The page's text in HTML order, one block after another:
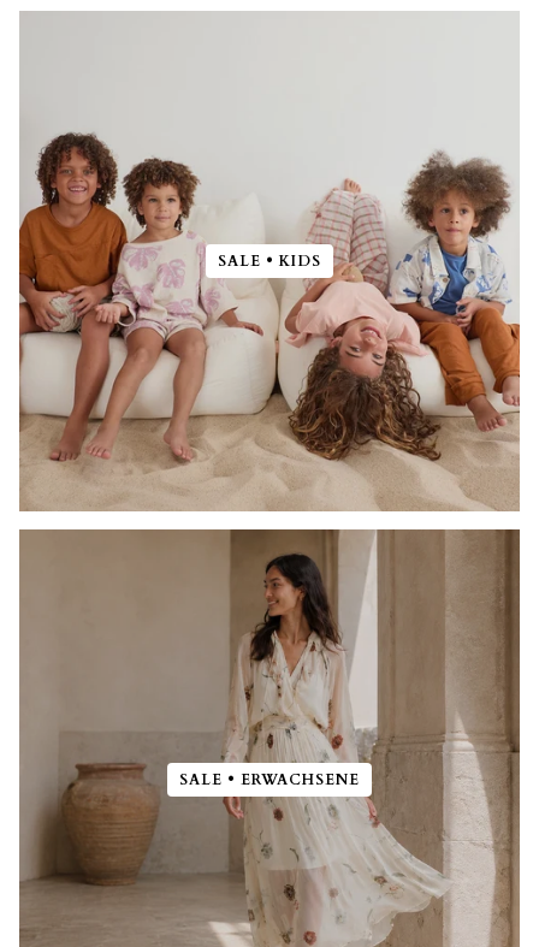
SALE • KIDS
SALE • ERWACHSENE